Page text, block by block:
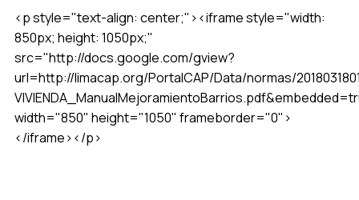
<p style="text-align: center;"><iframe style="width:
850px; height: 1050px;"
src="http://docs.google.com/gview?
url=http://limacap.org/PortalCAP/Data/normas/
width="850" height="1050" frameborder="0">
</iframe></p>